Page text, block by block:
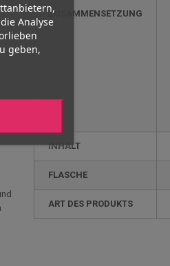
Analyse
geben,
ZUSAMMENSETZUNG
INHALT
FLASCHE
ART DES PRODUKTS